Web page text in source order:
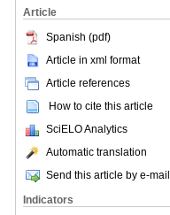
Article
Spanish (pdf)
Article in xml format
Article references
How to cite this article
SciELO Analytics
Automatic translation
Send this article by e-mail
Indicators